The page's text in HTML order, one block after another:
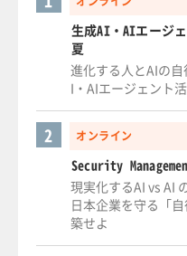
生成AI・AIエージ
夏
進化する人とAIの
I・AIエージェント
オンライン
2
Security
現実化するAI vs AI
日本企業を守る「
築せよ